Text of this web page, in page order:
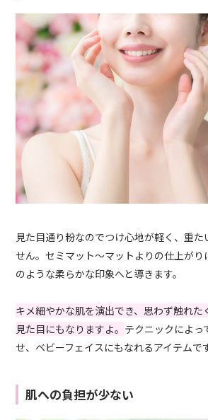
見た目通り粉なのでつけ心地が軽く、重た
せん。セミマット〜マットよりの仕上がり
のような柔らかな印象へと導きます。
キメ細やかな肌を演出でき、思わず触れた
見た目にもなりますよ。 テクニックによっ
せ、ベビーフェイスにもなれるアイテムです
肌への負担が少ない